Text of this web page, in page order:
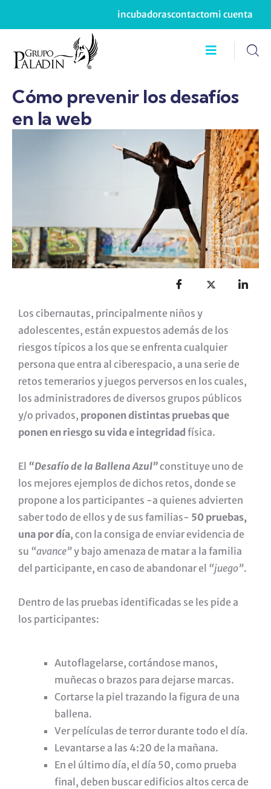
incubadorascontactomi cuenta
Cómo prevenir los desafíos
en la web
Los cibernautas, principalmente niños y
adolescentes, están expuestos además de los
riesgos típicos a los que se enfrenta cualquier
persona que entra al ciberespacio, a una serie de
retos temerarios y juegos perversos en los cuales,
los administradores de diversos grupos públicos
y/o privados, proponen distintas pruebas que
ponen en riesgo su vida e integridad física.
El “Desafío de la Ballena Azul”constituye uno de
los mejores ejemplos de dichos retos, donde se
propone a los participantes -a quienes advierten
saber todo de ellos y de sus familias- 50 pruebas,
una por día, con la consiga de enviar evidencia de
su “avance”y bajo amenaza de matar a la familia
del participante, en caso de abandonar el “juego”.
Dentro de las pruebas identificadas se les pide a
los participantes:
Autoflagelarse, cortándose manos,
muñecas o brazos para dejarse marcas.
Cortarse la piel trazando la figura de una
ballena.
Ver películas de terror durante todo el día.
Levantarse a las 4:20 de la mañana.
En el último día, el día 50, como prueba
final, deben buscar edificios altos cerca de